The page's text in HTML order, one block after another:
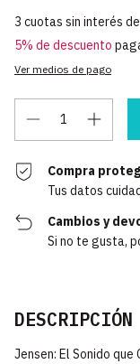
3 cuotas sin interés de
5% de descuento
Ver medios de pago
Compra
Tus datos
Cambios y
Si no te gusta,
DESCRIPCIÓN
Jensen: El Sonido